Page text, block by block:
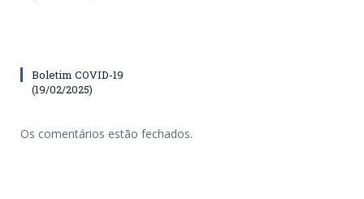
Boletim COVID-19
(19/02/2025)
Os comentários estão fechados.